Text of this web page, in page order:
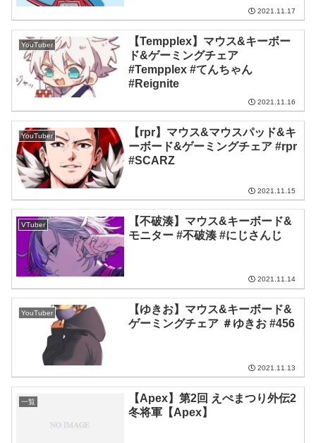
2021.11.17
YouTuber
【Tempplex】マウス&キーボー
ド&ゲーミングチェア
#Tempplex #てんちゃん
#Reignite
2021.11.16
YouTuber
【rpr】マウス&マウスパッド&キ
ーボード&ゲーミングチェア #rpr
#SCARZ
2021.11.15
VTuber
【不破湊】マウス&キーボード&
モニター #不破湊 #にじさんじ
2021.11.14
YouTuber
【ゆきお】マウス&キーボード&
ゲーミングチェア ＃ゆきお #456
2021.11.13
一覧
【Apex】第2回 えぺまつり外伝2
冬将軍【Apex】